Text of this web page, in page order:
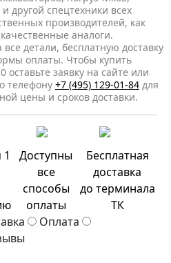
другой спецтехники всех
производителей, как
аналоги.
детали, бесплатную доставку
оплаты. Чтобы купить
оставьте заявку на сайте или
телефону +7 (495) 129-01-84 для
цены и сроков доставки.
Доступны
все
способы
оплаты
Бесплатная
доставка
до терминала
ТК
Оплата